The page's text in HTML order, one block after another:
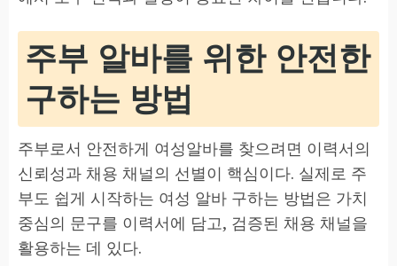
주부 알바를 위한 안전한
구하는 방법
주부로서 안전하게 여성알바를 찾으려면 이력서의
신뢰성과 채용 채널의 선별이 핵심이다. 실제로 주
부도 쉽게 시작하는 여성 알바 구하는 방법은 가치
중심의 문구를 이력서에 담고, 검증된 채용 채널을
활용하는 데 있다.